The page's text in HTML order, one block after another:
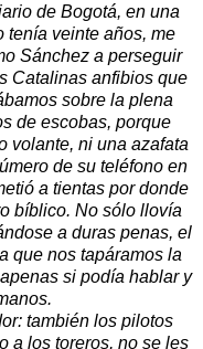
de Bogotá, en una
tenía veinte años, me
Sánchez a perseguir
Catalinas anfibios que
sobre la plena
de escobas, porque
volante, ni una azafata
de su teléfono en
a tientas por donde
bíblico. No sólo llovía
a duras penas, el
que nos tapáramos la
si podía hablar y
también los pilotos
a los toreros, no se les